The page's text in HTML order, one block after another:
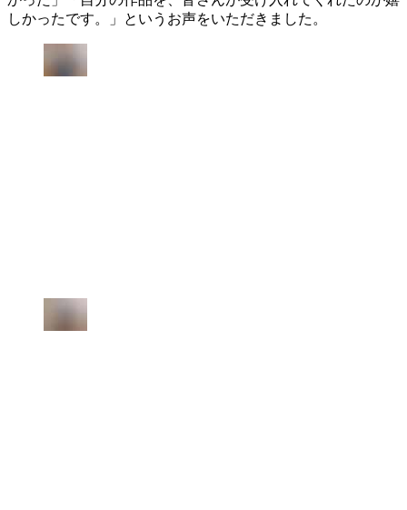
しかったです。」というお声をいただきました。